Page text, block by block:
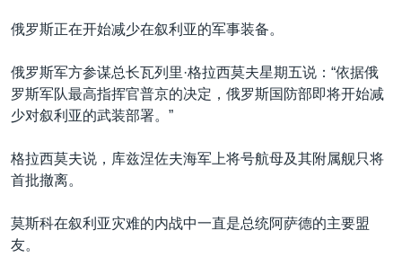
重要讲话与声明
台海两岸关系
南中国海争端
关注新疆
其他语言网站
俄罗斯正在开始减少在叙利亚的军事装备。
俄罗斯军方参谋总长瓦列里·格拉西莫夫星期五说：“依据俄
罗斯军队最高指挥官普京的决定，俄罗斯国防部即将开始减
少对叙利亚的武装部署。”
格拉西莫夫说，库兹涅佐夫海军上将号航母及其附属舰只将
首批撤离。
莫斯科在叙利亚灾难的内战中一直是总统阿萨德的主要盟
友。